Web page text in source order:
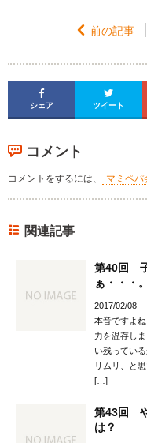
 前の記事

シェア

ツイート
コメント
コメントをするには、 マミペパ
関連記事
第40回
ぁ・・・。
2017/02/08
本音ですよ
力を温存し
い残ってい
リムリ、と
[…]
第43回
は？